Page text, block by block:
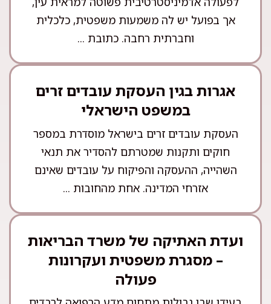
אך בפועל יש לה משמעות משפטית, כלכלית
וחברתית רחבה. כתובת ...
אגרות בגין העסקת עובדים זרים
במשפט הישראלי
העסקת עובדים זרים בישראל מוסדרת במספר
חוקים ותקנות שמטרתם להסדיר את תנאי
השהייה, ההעסקה והפיקוח על עובדים שאינם
אזרחי המדינה. אחת מהחובות ...
ועדת האתיקה של משרד הבריאות
– מסגרת משפטית ועקרונות
פעולה